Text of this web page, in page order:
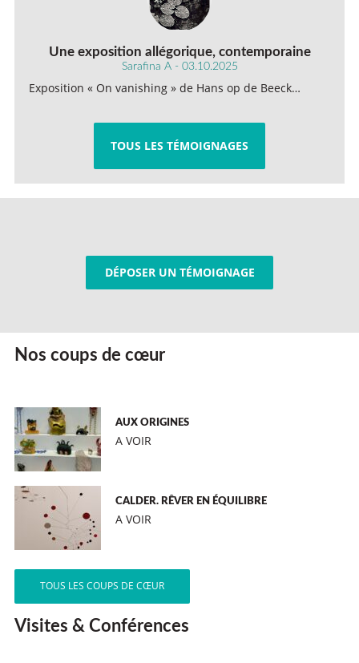
Une exposition allégorique, contemporaine
Sarafina A - 03.10.2025
Exposition « On vanishing » de Hans op de Beeck…
TOUS LES TÉMOIGNAGES
DÉPOSER UN TÉMOIGNAGE
Nos coups de cœur
AUX ORIGINES
A VOIR
CALDER. RÊVER EN ÉQUILIBRE
A VOIR
TOUS LES COUPS DE CŒUR
Visites & Conférences